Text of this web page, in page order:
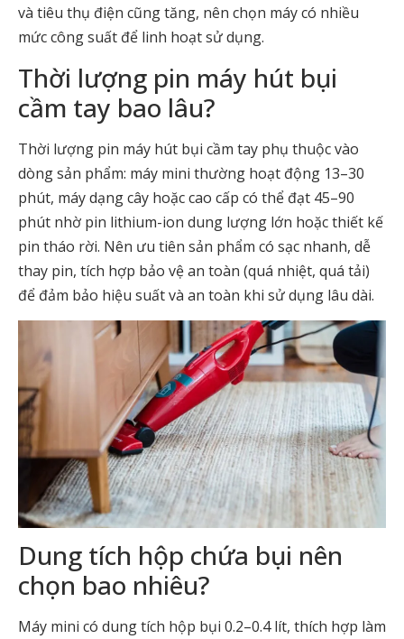
và tiêu thụ điện cũng tăng, nên chọn máy có nhiều
mức công suất để linh hoạt sử dụng.
Thời lượng pin máy hút bụi
cầm tay bao lâu?
Thời lượng pin máy hút bụi cầm tay phụ thuộc vào
dòng sản phẩm: máy mini thường hoạt động 13–30
phút, máy dạng cây hoặc cao cấp có thể đạt 45–90
phút nhờ pin lithium-ion dung lượng lớn hoặc thiết kế
pin tháo rời. Nên ưu tiên sản phẩm có sạc nhanh, dễ
thay pin, tích hợp bảo vệ an toàn (quá nhiệt, quá tải)
để đảm bảo hiệu suất và an toàn khi sử dụng lâu dài.
Dung tích hộp chứa bụi nên
chọn bao nhiêu?
Máy mini có dung tích hộp bụi 0.2–0.4 lít, thích hợp làm